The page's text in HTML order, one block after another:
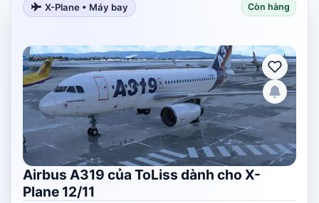
X-Plane • Máy bay Còn hàng
Airbus A319 của ToLiss dành cho X-
Plane 12/11